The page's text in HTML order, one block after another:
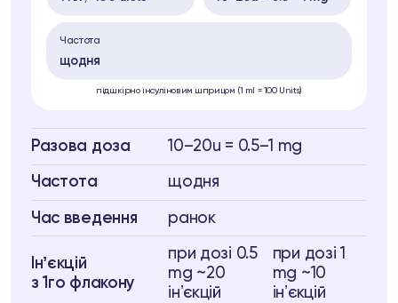
Частота
щодня
підшкірно інсуліновим шприцом (1 ml = 100 Units)
Разова доза 10–20u = 0.5–1 mg
Частота щодня
Час введення ранок
Інʼєкцій
з 1го флакону
при дозі 0.5
mg ~20
інʼєкцій
при дозі 1
mg ~10
інʼєкцій